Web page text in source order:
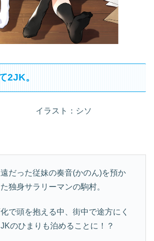
2JK。
士 イラスト：シソ
だった従妹の奏音(かのん)を預か
独身サラリーマンの駒村。
で頭を抱える中、街中で途方にく
のひまりも泊めることに！？